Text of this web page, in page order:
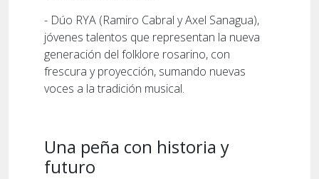
- Dúo RYA (Ramiro Cabral y Axel Sanagua),
jóvenes talentos que representan la nueva
generación del folklore rosarino, con
frescura y proyección, sumando nuevas
voces a la tradición musical.
Una peña con historia y
futuro